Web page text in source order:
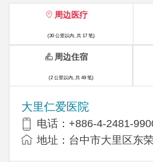
周边医疗
(30 公里以内, 共 17 笔)
大里仁爱医院
电话：+886-4-2481-
地址：台中市大里区东
周边住宿
(2 公里以内, 共 49 笔)